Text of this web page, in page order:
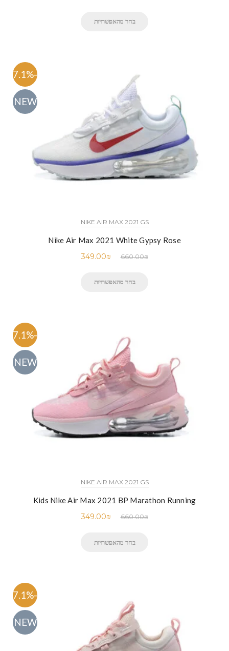
בחר מהאפשרויות
-47.1%
NEW
NIKE AIR MAX 2021 GS
Nike Air Max 2021 White Gypsy Rose
660.00₪
349.00₪
בחר מהאפשרויות
-47.1%
NEW
NIKE AIR MAX 2021 GS
Kids Nike Air Max 2021 BP Marathon Running
660.00₪
349.00₪
בחר מהאפשרויות
-47.1%
NEW